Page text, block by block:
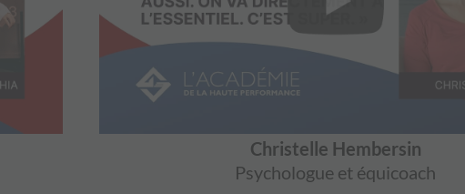
Christelle Hembersin
Psychologue et équicoach